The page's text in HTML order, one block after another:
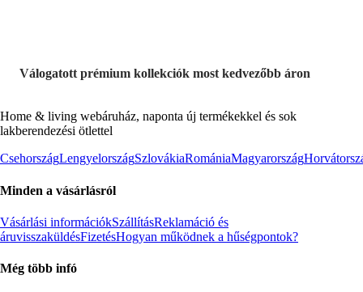
Válogatott prémium kollekciók most kedvezőbb áron
Home & living webáruház, naponta új termékekkel és sok
lakberendezési ötlettel
CsehországLengyelországSzlovákiaRomániaMagyarország
Minden a vásárlásról
Vásárlási információkSzállításReklamáció és
áruvisszaküldésFizetésHogyan működnek a hűségpontok?
Még több infó